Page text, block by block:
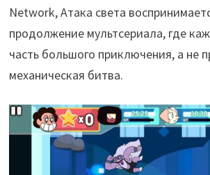
Network, Атака света
продолжение мультсериала, где
часть большого приключения, а не
механическая битва.